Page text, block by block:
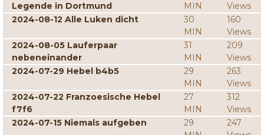
Legende in Dortmund
MIN
Views
2024-08-12 Alle Luken dicht
30
MIN
160
Views
2024-08-05 Lauferpaar
nebeneinander
31
MIN
209
Views
2024-07-29 Hebel b4b5
29
MIN
263
Views
2024-07-22 Franzoesische Hebel
f7f6
27
MIN
312
Views
2024-07-15 Niemals aufgeben
29
247